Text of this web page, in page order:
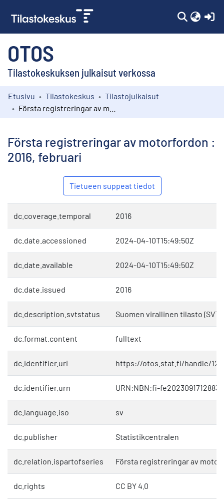
OTOS
Tilastokeskuksen julkaisut verkossa
Kokoelmat
Etusivu Tilastokeskus
Tilastojulkaisut
Första registreringar av motorfordon :
2016, februari
Tietueen suppeat tiedot
dc.coverage.temporal 2016
dc.date.accessioned 2024-04-10T15:49:50Z
dc.date.available 2024-04-10T15:49:50Z
dc.date.issued 2016
dc.description.svtstatus Suomen virallinen tilasto (SVT)
dc.format.content fulltext
dc.identifier.uri https://otos.stat.fi/handle/
dc.identifier.urn URN:NBN:fi-fe20230917128830
dc.language.iso sv
dc.publisher Statistikcentralen
dc.relation.ispartofseries Första registreringar av
dc.rights CC BY 4.0